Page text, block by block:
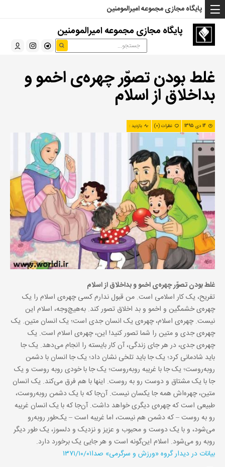
... Read more »" />
... Read more »" />... Read more »" />
پایگاه مجازی مجموعه امیرالمومنین
پایگاه مجازی مجموعه امیرالمومنین
غلط بودن تصوّر چهره‌ی اخمو و
بداخلاق از اسلام
14 دی 1395 نظرات (0) بازدید :
غلط بودن تصوّر چهره‌ی اخمو و بداخلاق از اسلام
تفریح، یک کار اسلامی است. من قبول ندارم کسی چهره‌ی اسلام را یک
چهره‌ی خشمگین و اخمو و بد اخلاق تصور کند. به‌هیچ‌وجه، اسلام این
نیست. چهره‌ی اسلام، چهره‌ی یک انسان جدی است؛ یک انسان متین. یک
چهره‌ی جدی و متین را شما تصور کنید! این، چهره‌ی اسلام است. یک
چهره‌ی جدی، در هر جای زندگی، آن کار بایسته را انجام می‌دهد. یک جا
باید شادمانی کرد؛ یک جا باید تلخی نشان داد؛ یک جا انسان با دشمن
روبه‌روست؛ یک جا با غریبه روبه‌روست؛ یک جا با خودی روبه روست و یک
جا با یک مشتاق و دوست رو به روست. اینها با هم فرق می‌کند. یک انسان
متین، چهره‌اش همه جا یکسان نیست. آن‌جا که با یک دشمن روبه‌روست،
طبیعی است که چهره‌ی دیگری خواهد داشت. آن‌جا که با یک انسان غریبه
رو به روست – که دشمن هم نیست، اما غریبه است – یک‌طور روبه‌رو
می‌شود، و با یک دوست و محبوب و عزیز و نزدیک و دلسوز، یک طور دیگر
روبه رو می‌شود. اسلام این‌گونه است و هر جایی یک برخورد دارد.
بیانات در دیدار گروه «ورزش و سرگرمى» صدا۱۳۷۱/۱۰/۰۱